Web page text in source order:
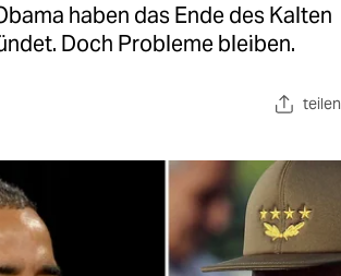
haben das Ende des Kalten
Doch Probleme bleiben.
teilen